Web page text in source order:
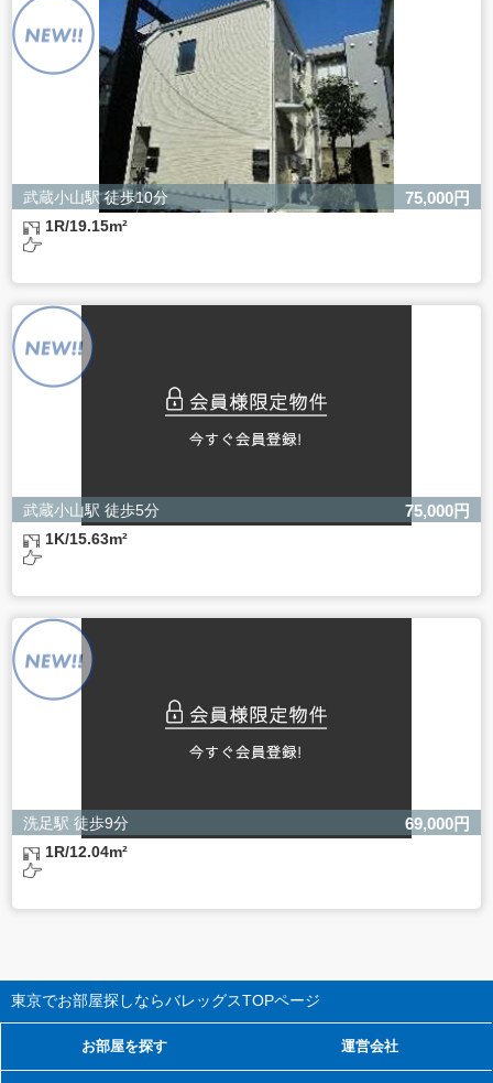
武蔵小山駅 徒歩10分 75,000円
1R/19.15m²
武蔵小山駅 徒歩5分 75,000円
1K/15.63m²
洗足駅 徒歩9分 69,000円
1R/12.04m²
東京でお部屋探しならバレッグスTOPページ
お部屋を探す 運営会社